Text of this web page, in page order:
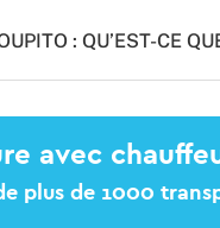
: QU’EST-CE
avec
plus de 1000